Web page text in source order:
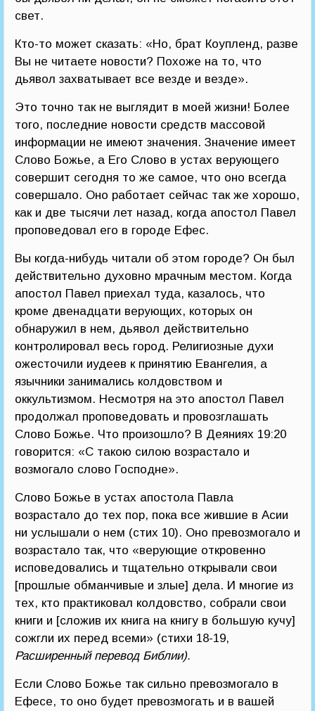
свет.
Кто-то может сказать: «Но, брат Коупленд, разве
Вы не читаете новости? Похоже на то, что
дьявол захватывает все везде и везде».
Это точно так не выглядит в моей жизни! Более
того, последние новости средств массовой
информации не имеют значения. Значение имеет
Слово Божье, а Его Слово в устах верующего
совершит сегодня то же самое, что оно всегда
совершало. Оно работает сейчас так же хорошо,
как и две тысячи лет назад, когда апостол Павел
проповедовал его в городе Ефес.
Вы когда-нибудь читали об этом городе? Он был
действительно духовно мрачным местом. Когда
апостол Павел приехал туда, казалось, что
кроме двенадцати верующих, которых он
обнаружил в нем, дьявол действительно
контролировал весь город. Религиозные духи
ожесточили иудеев к принятию Евангелия, а
язычники занимались колдовством и
оккультизмом. Несмотря на это апостол Павел
продолжал проповедовать и провозглашать
Слово Божье. Что произошло? В Деяниях 19:20
говорится: «С такою силою возрастало и
возмогало слово Господне».
Слово Божье в устах апостола Павла
возрастало до тех пор, пока все жившие в Асии
ни услышали о нем (стих 10). Оно превозмогало и
возрастало так, что «верующие откровенно
исповедовались и тщательно открывали свои
[прошлые обманчивые и злые] дела. И многие из
тех, кто практиковал колдовство, собрали свои
книги и [сложив их книга на книгу в большую кучу]
сожгли их перед всеми» (стихи 18-19,
Расширенный перевод Библии).
Если Слово Божье так сильно превозмогало в
Ефесе, то оно будет превозмогать и в вашей